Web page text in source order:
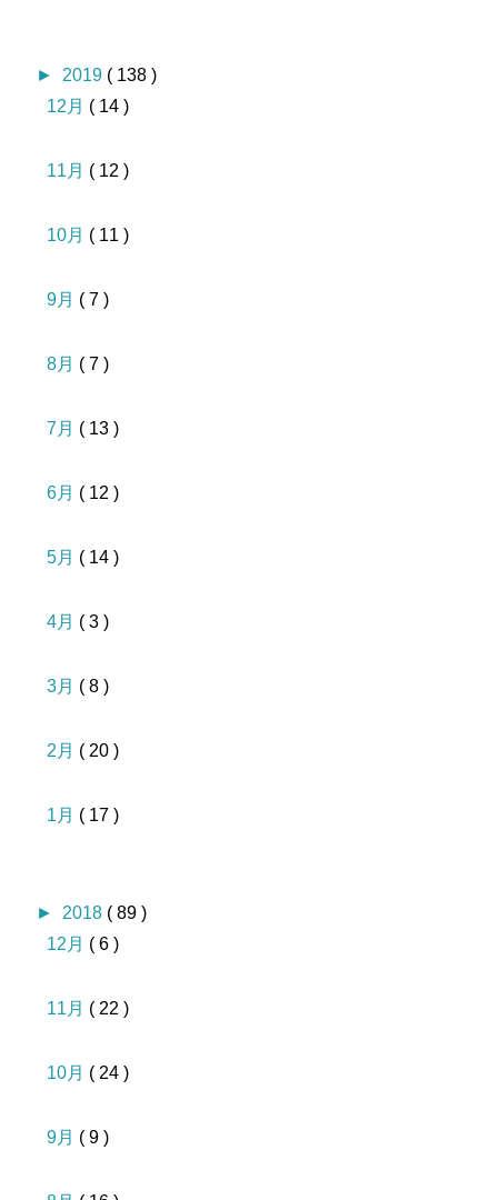
► 2019 ( 138 )
12月 ( 14 )
11月 ( 12 )
10月 ( 11 )
9月 ( 7 )
8月 ( 7 )
7月 ( 13 )
6月 ( 12 )
5月 ( 14 )
4月 ( 3 )
3月 ( 8 )
2月 ( 20 )
1月 ( 17 )
► 2018 ( 89 )
12月 ( 6 )
11月 ( 22 )
10月 ( 24 )
9月 ( 9 )